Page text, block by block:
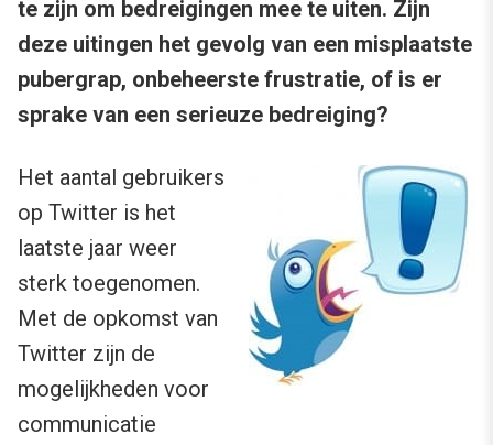
te zijn om bedreigingen mee te uiten. Zijn
deze uitingen het gevolg van een misplaatste
pubergrap, onbeheerste frustratie, of is er
sprake van een serieuze bedreiging?
Het aantal gebruikers
op Twitter is het
laatste jaar weer
sterk toegenomen.
Met de opkomst van
Twitter zijn de
mogelijkheden voor
communicatie